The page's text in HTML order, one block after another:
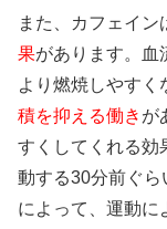
また、カフェイン
果があります。血
より燃焼しやすく
積を抑える働き が
すくしてくれる効
動する30分前ぐら
によって、運動に